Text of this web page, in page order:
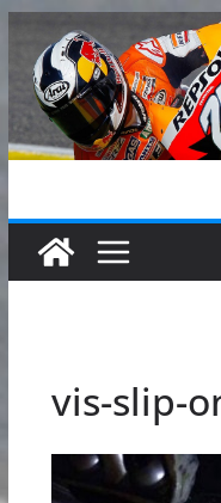
Passer
contenu
vis-slip-